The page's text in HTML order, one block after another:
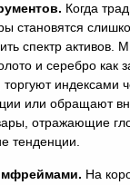
Когда
становятся
спектр активов.
и серебро как
индексами
или обращают
отражающие
тенденции.
На